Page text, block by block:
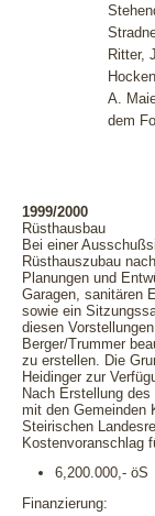
Ritter,
A.
dem
1999/2000
Rüsthausbau
Bei einer
Rüsthauszubau
Planungen und
Garagen, sanitären
sowie ein
diesen
Berger/Trummer
zu erstellen. Die
Heidinger zur
Nach Erstellung
mit den Gemeinden
Steirischen
Kostenvoranschlag
6,200.000,- öS
Finanzierung: